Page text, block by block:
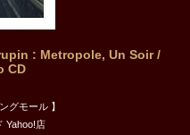
: Metropole, Un Soir /
CD
グモール 】
Yahoo!店